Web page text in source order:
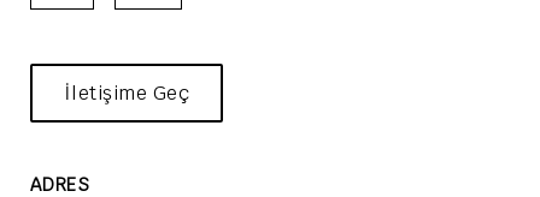
İletişime Geç
ADRES